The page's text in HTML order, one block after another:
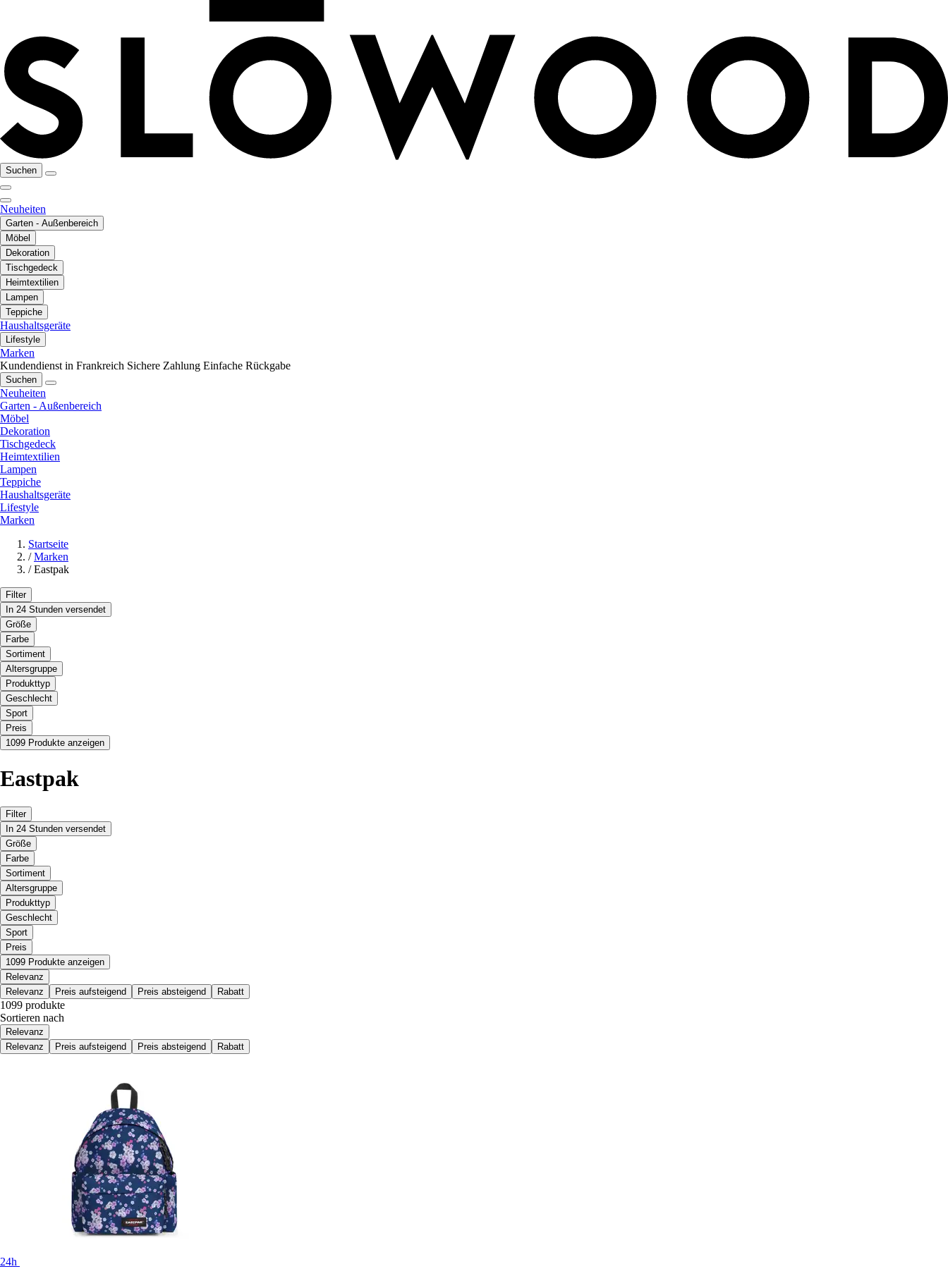
Suchen
Neuheiten
Garten - Außenbereich
Möbel
Dekoration
Tischgedeck
Heimtextilien
Lampen
Teppiche
Haushaltsgeräte
Lifestyle
Marken
Kundendienst in Frankreich Sichere Zahlung Einfache Rückgabe
Suchen
Neuheiten
Garten - Außenbereich
Möbel
Dekoration
Tischgedeck
Heimtextilien
Lampen
Teppiche
Haushaltsgeräte
Lifestyle
Marken
Startseite
/ Marken
/ Eastpak
Filter
In 24 Stunden versendet
Größe
Farbe
Sortiment
Altersgruppe
Produkttyp
Geschlecht
Sport
Preis
1099 Produkte anzeigen
Eastpak
Filter
In 24 Stunden versendet
Größe
Farbe
Sortiment
Altersgruppe
Produkttyp
Geschlecht
Sport
Preis
1099 Produkte anzeigen
Relevanz
Relevanz
Preis aufsteigend Preis absteigend Rabatt
1099 produkte
Sortieren nach
Relevanz
Relevanz
Preis aufsteigend Preis absteigend Rabatt
24h